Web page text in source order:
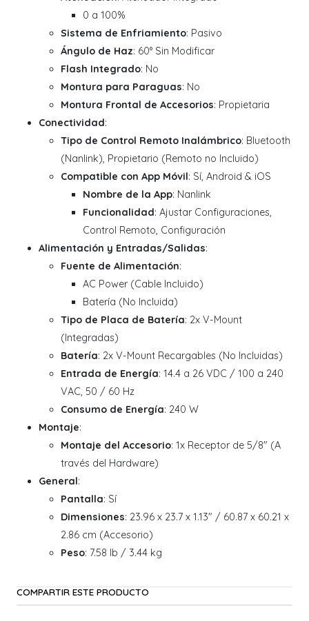
0 a 100%
Sistema de Enfriamiento: Pasivo
Ángulo de Haz: 60° Sin Modificar
Flash Integrado: No
Montura para Paraguas: No
Montura Frontal de Accesorios: Propietaria
Conectividad:
Tipo de Control Remoto Inalámbrico: Bluetooth
(Nanlink), Propietario (Remoto no Incluido)
Compatible con App Móvil: Sí, Android & iOS
Nombre de la App: Nanlink
Funcionalidad: Ajustar Configuraciones,
Control Remoto, Configuración
Alimentación y Entradas/Salidas:
Fuente de Alimentación:
AC Power (Cable Incluido)
Batería (No Incluida)
Tipo de Placa de Batería: 2x V-Mount
(Integradas)
Batería: 2x V-Mount Recargables (No Incluidas)
Entrada de Energía: 14.4 a 26 VDC / 100 a 240
VAC, 50 / 60 Hz
Consumo de Energía: 240 W
Montaje:
Montaje del Accesorio: 1x Receptor de 5/8" (A
través del Hardware)
General:
Pantalla: Sí
Dimensiones: 23.96 x 23.7 x 1.13" / 60.87 x 60.21 x
2.86 cm (Accesorio)
Peso: 7.58 lb / 3.44 kg
COMPARTIR ESTE PRODUCTO